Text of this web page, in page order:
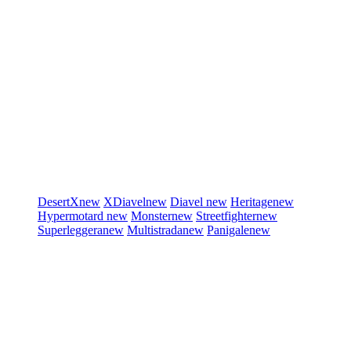
DesertXnew XDiavelnew Diavel new Heritagenew
Hypermotard new Monsternew Streetfighternew
Superleggeranew Multistradanew Panigalenew